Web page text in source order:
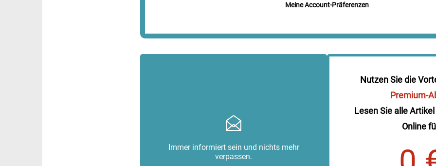
Meine Account-Präferenzen
Immer informiert sein und nichts mehr
verpassen.
Nutzen Sie die
Premium-
Lesen Sie alle
Online